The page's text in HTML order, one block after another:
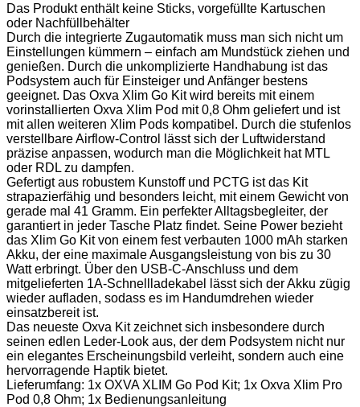
Das Produkt enthält keine Sticks, vorgefüllte Kartuschen
oder Nachfüllbehälter
Durch die integrierte Zugautomatik muss man sich nicht um
Einstellungen kümmern – einfach am Mundstück ziehen und
genießen. Durch die unkomplizierte Handhabung ist das
Podsystem auch für Einsteiger und Anfänger bestens
geeignet. Das Oxva Xlim Go Kit wird bereits mit einem
vorinstallierten Oxva Xlim Pod mit 0,8 Ohm geliefert und ist
mit allen weiteren Xlim Pods kompatibel. Durch die stufenlos
verstellbare Airflow-Control lässt sich der Luftwiderstand
präzise anpassen, wodurch man die Möglichkeit hat MTL
oder RDL zu dampfen.
Gefertigt aus robustem Kunstoff und PCTG ist das Kit
strapazierfähig und besonders leicht, mit einem Gewicht von
gerade mal 41 Gramm. Ein perfekter Alltagsbegleiter, der
garantiert in jeder Tasche Platz findet. Seine Power bezieht
das Xlim Go Kit von einem fest verbauten 1000 mAh starken
Akku, der eine maximale Ausgangsleistung von bis zu 30
Watt erbringt. Über den USB-C-Anschluss und dem
mitgelieferten 1A-Schnellladekabel lässt sich der Akku zügig
wieder aufladen, sodass es im Handumdrehen wieder
einsatzbereit ist.
Das neueste Oxva Kit zeichnet sich insbesondere durch
seinen edlen Leder-Look aus, der dem Podsystem nicht nur
ein elegantes Erscheinungsbild verleiht, sondern auch eine
hervorragende Haptik bietet.
Lieferumfang: 1x OXVA XLIM Go Pod Kit; 1x Oxva Xlim Pro
Pod 0,8 Ohm; 1x Bedienungsanleitung